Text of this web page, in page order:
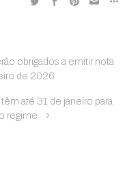
obrigados a emitir nota
de 2026
até 31 de janeiro para
regime